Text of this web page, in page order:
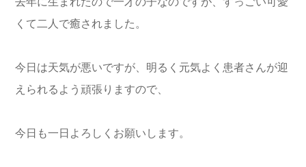
くて二人で癒されました。
今日は天気が悪いですが、明るく元気よく患者さんが迎
えられるよう頑張りますので、
今日も一日よろしくお願いします。